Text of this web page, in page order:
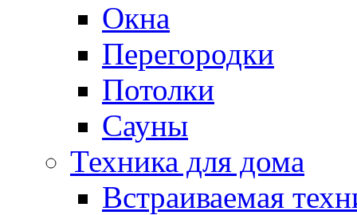
Окна
Перегородки
Потолки
Сауны
Техника для дома
Встраиваемая